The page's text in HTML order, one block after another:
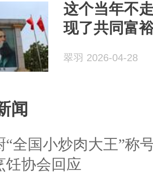
这个当年不
现了共同富
翠羽 2026-04-28
闻
“全国小炒肉大王”称
饪协会回应